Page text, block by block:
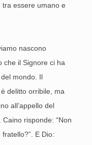
essere umano e
nascono
che il Signore ci ha
mondo. Il
delitto orribile, ma
all’appello del
Caino risponde: “Non
E Dio: